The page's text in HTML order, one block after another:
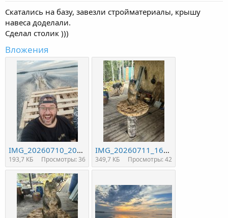
Скатались на базу, завезли стройматериалы, крышу
навеса доделали.
Сделал столик )))
Вложения
IMG_20260710_200435.jpg
193,7 КБ Просмотры: 36
IMG_20260711_163007.jpg
349,7 КБ Просмотры: 42